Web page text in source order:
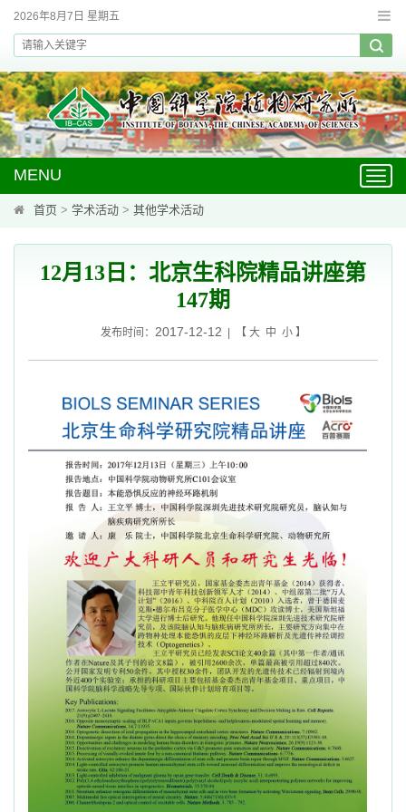
2026年8月7日 星期五
MENU
首页 > 学术活动 > 其他学术活动
12月13日：北京生科院精品讲座第
147期
发布时间： 2017-12-12 | 【 大 中 小】